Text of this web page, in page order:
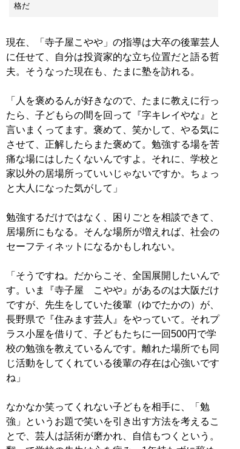
格だ
現在、「寺子屋こやや」の指導は大卒の後輩芸人
に任せて、自分は投資家的な立ち位置だと語る哲
夫。そうなった現在も、たまに塾を訪れる。
「人を褒めるんが好きなので、たまに教えに行っ
たら、子どもらの間を回って『字キレイやな』と
言いまくってます。褒めて、笑かして、やる気に
させて、正解したらまた褒めて。勉強する場を苦
痛な場にはしたくないんですよ。それに、学校と
家以外の居場所っていいじゃないですか。ちょっ
と大人になった気がして」
勉強するだけではなく、困りごとを相談できて、
居場所にもなる。そんな場所が増えれば、社会の
セーフティネットになるかもしれない。
「そうですね。だからこそ、全国展開したいんで
す。いま『寺子屋 こやや』があるのは大阪だけ
ですが、先生をしていた後輩（ゆでたかの）が、
長野県で『住みます芸人』をやっていて。それプ
ラス小屋を借りて、子どもたちに一回500円で学
校の勉強を教えているんです。離れた場所でも同
じ活動をしてくれている後輩の存在は心強いです
ね」
なかなか笑ってくれない子どもを相手に、「勉
強」というお題で笑いを引き出す方法を考えるこ
とで、芸人は話術が磨かれ、自信もつくという。